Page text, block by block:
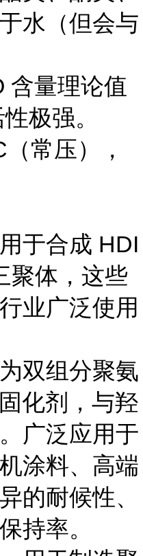
水（但会与
含量理论值
极强。
常压），
于合成 HDI
聚体，这些
业广泛使用
双组分聚氨
化剂，与羟
广泛应用于
涂料、高端
的耐候性、
持率。